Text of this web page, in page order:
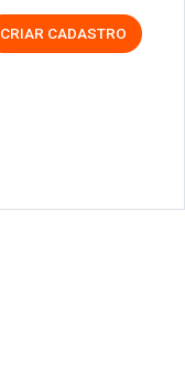
CRIAR CADASTRO